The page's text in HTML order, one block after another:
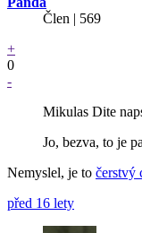
Člen | 569
+
0
-
Mikulas Dite
Jo, bezva, to je
Nemyslel, je to čerstvý
před 16 lety